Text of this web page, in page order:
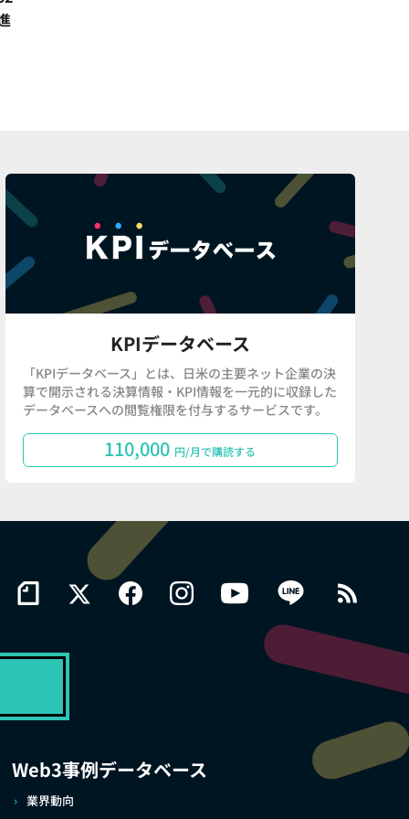
KPIデータベース
「KPIデータベース」とは、日米の主要ネット企業の決
算で開示される決算情報・KPI情報を一元的に収録した
データベースへの閲覧権限を付与するサービスです。
110,000 円/月で購読する
Web3事例データベース
業界動向